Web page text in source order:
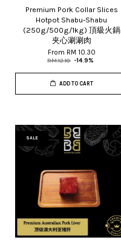
Premium Pork Collar Slices
Hotpot Shabu-Shabu
(250g/500g/1kg) 頂級火鍋
夹心涮涮肉
From RM 10.30
RM 12.10 -14.9%
ADD TO CART
SALE